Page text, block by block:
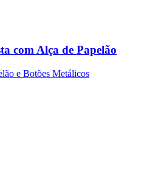
com Alça de Papelão
e Botões Metálicos